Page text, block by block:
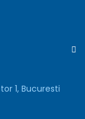
1, Bucuresti